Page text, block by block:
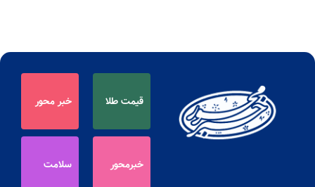
قیمت طلا خبر محور
خبرمحور سلامت